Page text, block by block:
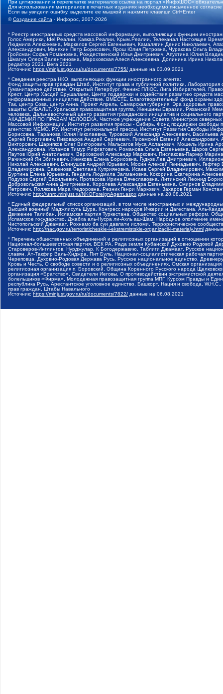
При цитировании и перепечатке материалов ссылка на портал «ИнфоШОС»
Для использования материалов в печатных изданиях необходимо письменное
Если вы увидели ошибку, выделите ее мышкой и нажмите клавиши Ctrl+Enter
©Создание сайта - Инфорос, 2007-2026
* Реестр иностранных средств массовой информации, выполняющих функции
Голос Америки, Idel.Реалии, Кавказ.Реалии, Крым.Реалии, Телеканал Настоящее
Людмила Алексеевна, Маркелов Сергей Евгеньевич, Камалягин Денис Николаевич,
Александрович, Маняхин Петр Борисович, Ярош Юлия Петровна, Чуракова Ольга
Гройсман Софья Романовна, Рождественский Илья Дмитриевич, Апухтина Юлия
Шмагун Олеся Валентиновна, Мароховская Алеся Алексеевна, Долинина Ирина
редактор 2021, Вега 2021
Источник: https://minjust.gov.ru/ru/documents/7755/ данные на 03.09.2021
* Сведения реестра НКО, выполняющих функции иностранного агента:
Фонд защиты прав граждан Штаб, Институт права и публичной политики,
Гуманитарное действие, Открытый Петербург, Феникс ПЛЮС, Лига Избирателей,
Крест, Центр Хасдей Ерушалаим, Центр поддержки и содействия развитию средств
информационных инициатив Действие, ВМЕСТЕ, Благотворительный фонд охраны
Так, центр Сова, центр Анна, Проект Апрель, Самарская губерния, Эра здоровья,
защиты СИБАЛЬТ, Уральская правозащитная группа, Женщины Евразии, Рязанский
человека, Дальневосточный центр развития гражданских инициатив и социального
АКАДЕМИЯ ПО ПРАВАМ ЧЕЛОВЕКА, Частное учреждение Совета Министров северных
Массовой Информации, Институт развития прессы - Сибирь, Фонд поддержки
агентство МЕМО. РУ, Институт региональной прессы, Институт Развития Свободы
Борисовна, Таранова Юлия Николаевна, Туровский Александр Алексеевич,
Сергей Георгиевич, Пивоваров Андрей Сергеевич, Писемский Евгений
Викторович, Шарипков Олег Викторович, Мальсагов Муса Асланович, Мошель Ирина
Александровна, Исламов Тимур Рифгатович, Романова Ольга Евгеньевна, Щаров
Паутов Юрий Анатольевич, Верховский Александр Маркович, Пислакова-Паркер
Рачинский Ян Збигневич, Жемкова Елена Борисовна, Гудков Лев Дмитриевич,
Николай Алексеевич, Блинушов Андрей Юрьевич, Мосин Алексей Геннадьевич,
Владимировна, Баженова Светлана Куприяновна, Исаев Сергей Владимирович,
Буртина Елена Юрьевна, Гендель Людмила Залмановна, Кокорина Екатерина
Подузов Сергей Васильевич, Протасова Ирина Вячеславовна, Литинский Леонид
Добровольская Анна Дмитриевна, Королева Александра Евгеньевна, Смирнов
Петрович, Полякова Мара Федоровна, Резник Генри Маркович, Захаров Герман
Источник: http://unro.minjust.ru/NKOForeignAgent.aspx данные на 28.08.2021
* Единый федеральный список организаций, в том числе иностранных и
Высший военный Маджлисуль Шура, Конгресс народов Ичкерии и Дагестана, Аль-
Движение Талибан, Исламская партия Туркестана, Общество социальных реформ,
Исламское государство, Джабха аль-Нусра ли-Ахль аш-Шам, Народное ополчение
Чистопольский Джамаат, Рохнамо ба суи давлати исломи, Террористическое
Источник: http://nac.gov.ru/terroristicheskie-i-ekstremistskie-organizacii-i-materialy.html
* Перечень общественных объединений и религиозных организаций в отношении
Национал-большевистская партия, ВЕК РА, Рада земли Кубанской Духовно Родовой
Староверов-Инглингов, Нурджулар, К Богодержавию, Таблиги Джамаат, Русское
славян, Ат-Такфир Валь-Хиджра, Пит Буль, Национал-социалистическая рабочая
Череповца, Духовно-Родовая Держава Русь, Русское национальное единство,
Кровь и Честь, О свободе совести и о религиозных объединениях, Омская
религиозная организация п. Боровский, Община Коренного Русского народа
организация «Братство», Свидетели Иеговы, О противодействии экстремистской
болельщиков «Фирма», Молодежная правозащитная группа МПГ, Курсом Правды и
республика Русь, Арестантское уголовное единство, Башкорт, Нация и свобода,
прав граждан, Штабы Навального
Источник: https://minjust.gov.ru/ru/documents/7822/ данные на 06.08.2021